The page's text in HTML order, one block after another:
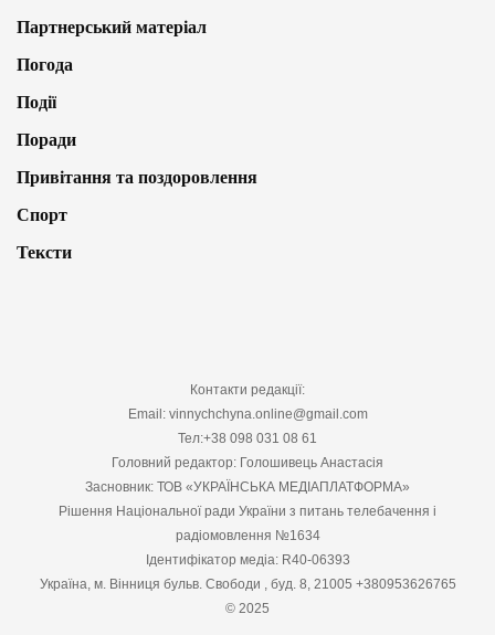
Партнерський матеріал
Погода
Події
Поради
Привітання та поздоровлення
Спорт
Тексти
Контакти редакції:
Email: vinnychchyna.online@gmail.com
Тел:+38 098 031 08 61
Головний редактор: Голошивець Анастасія
Засновник: ТОВ «УКРАЇНСЬКА МЕДІАПЛАТФОРМА»
Рішення Національної ради України з питань телебачення і
радіомовлення №1634
Ідентифікатор медіа: R40-06393
Україна, м. Вінниця бульв. Свободи , буд. 8, 21005 +380953626765
© 2025